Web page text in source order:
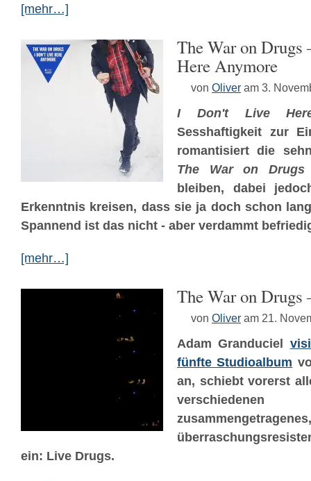
[mehr…]
The War on Drugs
Here Anymore
von Oliver am 3.
I Don't Live
Sesshaftigkeit zur
romantisiert die
The War on Drugs
bleiben, dabei
Erkenntnis kreisen, dass sie ja doch schon
Spannend ist das nicht - aber verdammt
[mehr…]
The War on Drugs
von Oliver am 21.
Adam Granduciel
fünfte Studioalbum
an, schiebt vorerst
ein: Live Drugs.